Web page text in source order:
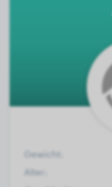
Gewicht:
Alter: